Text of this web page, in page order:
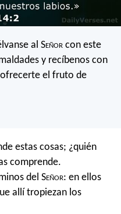
al Señor con este
y recíbenos con
el fruto de
estas cosas; ¿quién
comprende.
del Señor: en ellos
allí tropiezan los